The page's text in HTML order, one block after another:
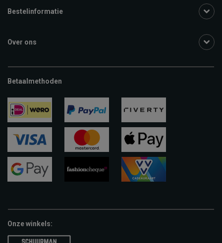
Bestelinformatie
Over ons
Betaalmethoden
ideal paypal riverty
visa
apple-
pay
Onze winkels: